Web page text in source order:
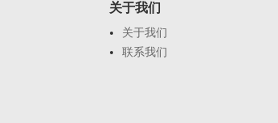
关于我们
关于我们
联系我们